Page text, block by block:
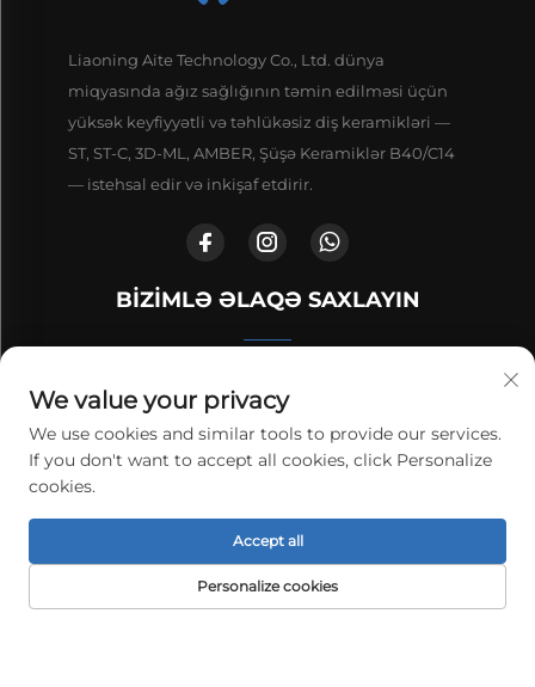
Liaoning Aite Technology Co., Ltd. dünya
miqyasında ağız sağlığının təmin edilməsi üçün
yüksək keyfiyyətli və təhlükəsiz diş keramikləri —
ST, ST-C, 3D-ML, AMBER, Şüşə Keramiklər B40/C14
— istehsal edir və inkişaf etdirir.
BIZIMLƏ ƏLAQƏ SAXLAYIN
Liaoning Vilayəti, Benksi İqtisadi və Texnoloji İnkişaf
Zonası, Sianyu Köçəsi, Bina 5-15, 1 nömrəli, 1-ci–5-ci
We value your privacy
We use cookies and similar tools to provide our services.
If you don't want to accept all cookies, click Personalize
cookies.
Personalize cookies
Accept all